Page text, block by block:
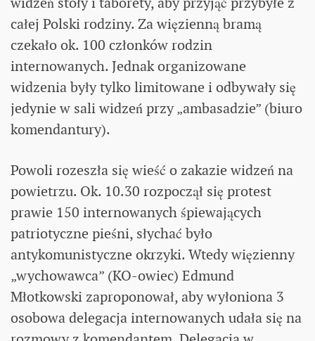
całej Polski rodziny. Za więzienną bramą
czekało ok. 100 członków rodzin
internowanych. Jednak organizowane
widzenia były tylko limitowane i odbywały się
jedynie w sali widzeń przy „ambasadzie” (biuro
komendantury).
Powoli rozeszła się wieść o zakazie widzeń na
powietrzu. Ok. 10.30 rozpoczął się protest
prawie 150 internowanych śpiewających
patriotyczne pieśni, słychać było
antykomunistyczne okrzyki. Wtedy więzienny
„wychowawca” (KO-owiec) Edmund
Młotkowski zaproponował, aby wyłoniona 3
osobowa delegacja internowanych udała się na